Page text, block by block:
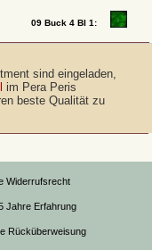
09 Buck 4 BI 1:
sind eingeladen,
im Pera Peris
beste Qualität zu
Widerrufsrecht
Jahre Erfahrung
Rücküberweisung